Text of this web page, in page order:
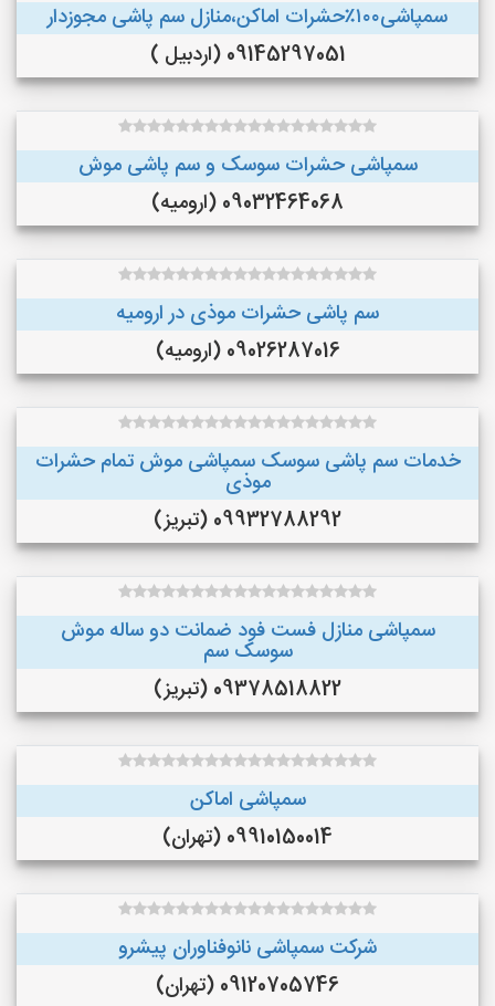
سمپاشی۱۰۰٪حشرات اماکن،منازل سم پاشی مجوزدار
09145297051 (اردبیل )
سمپاشی حشرات سوسک و سم پاشی موش
09032464068 (ارومیه)
سم پاشی حشرات موذی در ارومیه
09026287016 (ارومیه)
خدمات سم پاشی سوسک سمپاشی موش تمام حشرات
موذی
09932788292 (تبریز)
سمپاشی منازل فست فود ضمانت دو ساله موش
سوسک سم
09378518822 (تبریز)
سمپاشی اماکن
09910150014 (تهران)
شرکت سمپاشی نانوفناوران پیشرو
09120705746 (تهران)